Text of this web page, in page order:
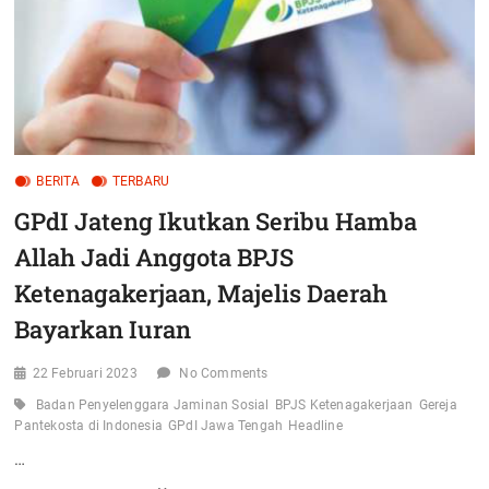
BERITA TERBARU
GPdI Jateng Ikutkan Seribu Hamba
Allah Jadi Anggota BPJS
Ketenagakerjaan, Majelis Daerah
Bayarkan Iuran
22 Februari 2023 No Comments
Badan Penyelenggara Jaminan Sosial BPJS Ketenagakerjaan Gereja
Pantekosta di Indonesia GPdI Jawa Tengah Headline
…